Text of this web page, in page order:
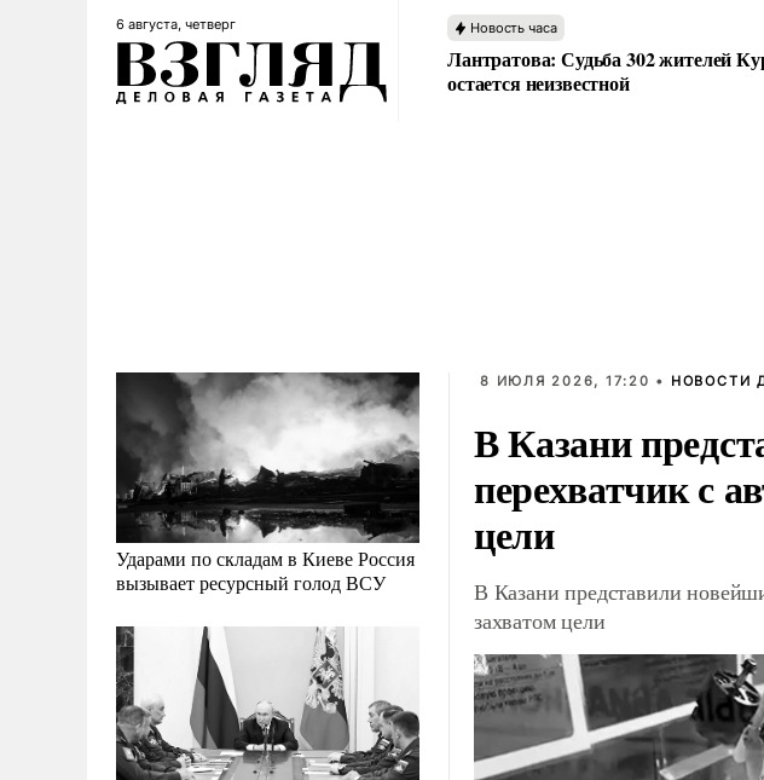
6 августа, четверг Новость часа
Лантратова: Судьба 302 жителей
остается неизвестной
Ударами по складам в Киеве Россия
вызывает ресурсный голод ВСУ
8 ИЮЛЯ 2026, 17:20 • НОВОСТИ
В Казани
перехватчик с
цели
В Казани представили
захватом цели